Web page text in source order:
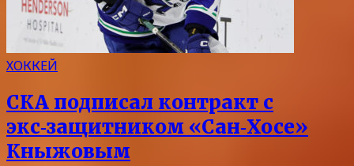
ХОККЕЙ
СКА подписал контракт с
экс‑защитником «Сан‑Хосе»
Кныжовым